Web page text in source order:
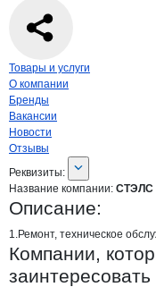
Навигация по
Товары и услуги
О компании
Бренды
Вакансии
Новости
Отзывы
О компании
Реквизиты
Реквизиты:
Название компании: СТЭЛС
Описание:
1.Ремонт, техническое
Компании,
заинтересовать